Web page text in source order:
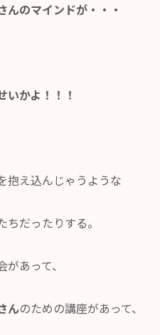
んのマインドが・・・
いかよ！！！
抱え込んじゃうような
ちだったりする。
があって、
んのための講座があって、